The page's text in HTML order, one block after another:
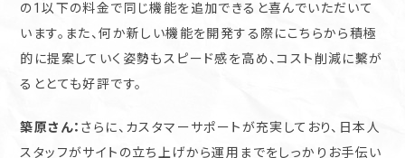
の1以下の料金で同じ機能を追加できると喜んでいただいて
います。また、何か新しい機能を開発する際にこちらから積極
的に提案していく姿勢もスピード感を高め、コスト削減に繫が
るととても好評です。
築原さん： さらに、カスタマーサポートが充実しており、日本人
スタッフがサイトの立ち上げから運用までをしっかりお手伝い